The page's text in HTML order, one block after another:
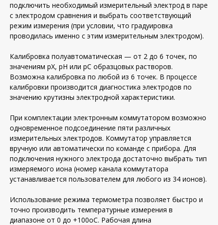
подключить необходимый измерительный электрод в паре
с электродом сравнения и выбрать соответствующий
режим измерения (при условии, что градуировка
проводилась именно с этим измерительным электродом).
Калибровка полуавтоматическая — от 2 до 6 точек, по
значениям рХ, рН или рС образцовых растворов.
Возможна калибровка по любой из 6 точек. В процессе
калибровки производится диагностика электродов по
значению крутизны электродной характеристики.
При комплектации электронным коммутатором возможно
одновременное подсоединение пяти различных
измерительных электродов. Коммутатор управляется
вручную или автоматически по команде с прибора. Для
подключения нужного электрода достаточно выбрать тип
измеряемого иона (номер канала коммутатора
устанавливается пользователем для любого из 34 ионов).
Использование режима термометра позволяет быстро и
точно производить температурные измерения в
диапазоне от 0 до +100оС. Рабочая длина